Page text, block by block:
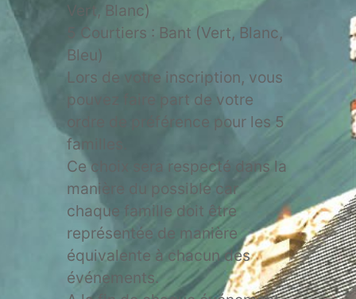
Vert, Blanc)
5 Courtiers : Bant (Vert, Blanc,
Bleu)
Lors de votre inscription, vous
pouvez faire part de votre
ordre de préférence pour les 5
familles.
Ce choix sera respecté dans la
manière du possible car
chaque famille doit être
représentée de manière
équivalente à chacun des
événements.